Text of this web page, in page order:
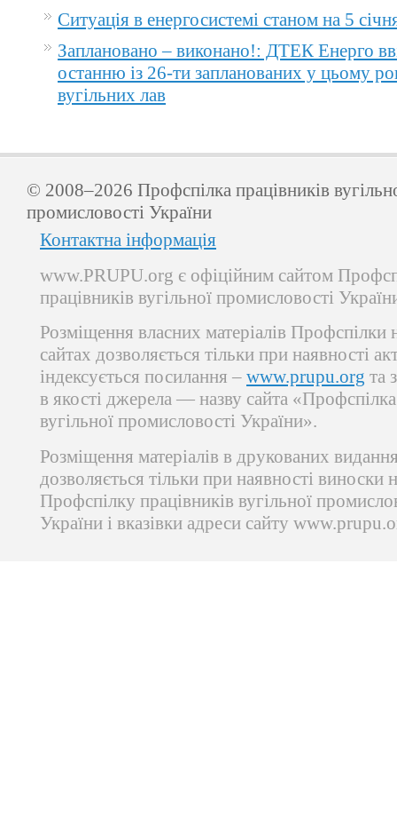
Ситуація в енергосистемі станом на 5
Заплановано – виконано!: ДТЕК Енерго
останню із 26-ти запланованих у цьому
вугільних лав
© 2008–2026 Профспілка працівників
промисловості України
Контактна інформація
www.PRUPU.org є офіційним сайтом
працівників вугільної промисловості
Розміщення власних матеріалів Профспілки
сайтах дозволяється тільки при наявності
індексується посилання – www.prupu.org та
в якості джерела — назву сайта «Профспілка
вугільної промисловості України».
Розміщення матеріалів в друкованих
дозволяється тільки при наявності виноски
Профспілку працівників вугільної
України і вказівки адреси сайту